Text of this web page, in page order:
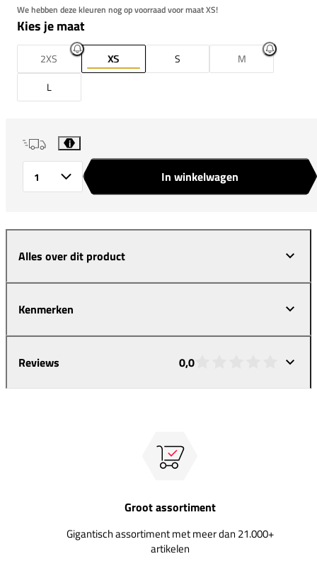
We hebben deze kleuren nog op voorraad voor maat XS!
Kies je maat
2XS XS S
M
L
i
In winkelwagen
Alles over dit product
Kenmerken
Reviews 0,0
Groot assortiment
Gigantisch assortiment met meer dan 21.000+
artikelen